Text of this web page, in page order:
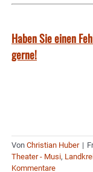
Haben Sie einen
gerne!
Von Christian Huber |
Theater - Musi,
Kommentare